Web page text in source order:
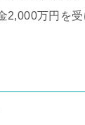
2,000万円を